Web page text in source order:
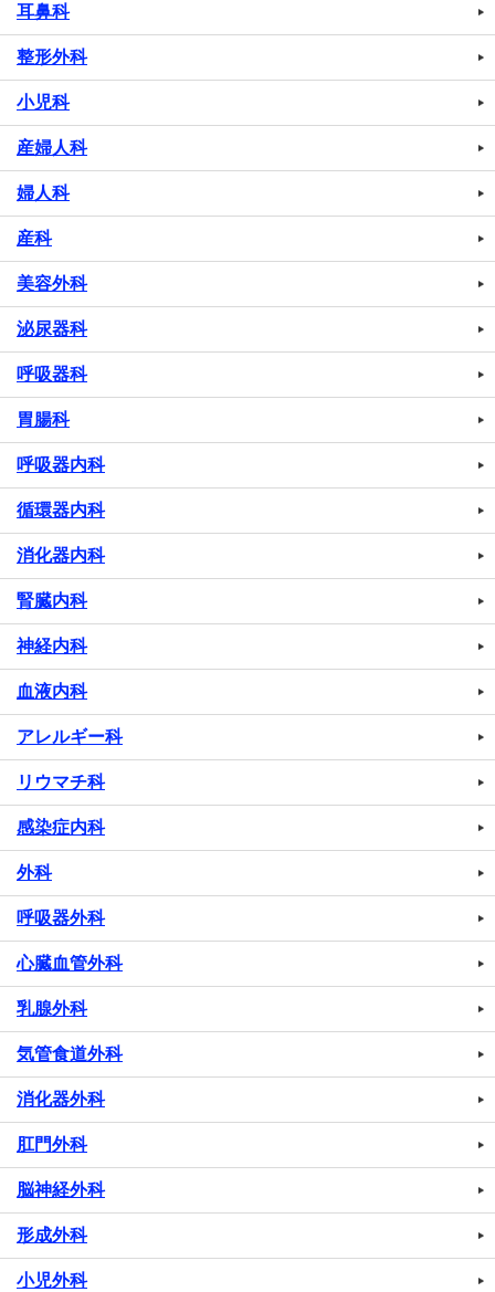
耳鼻科
整形外科
小児科
産婦人科
婦人科
産科
美容外科
泌尿器科
呼吸器科
胃腸科
呼吸器内科
循環器内科
消化器内科
腎臓内科
神経内科
血液内科
アレルギー科
リウマチ科
感染症内科
外科
呼吸器外科
心臓血管外科
乳腺外科
気管食道外科
消化器外科
肛門外科
脳神経外科
形成外科
小児外科